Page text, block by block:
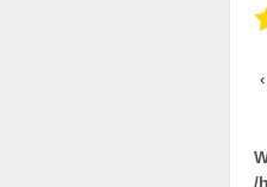
‹
/